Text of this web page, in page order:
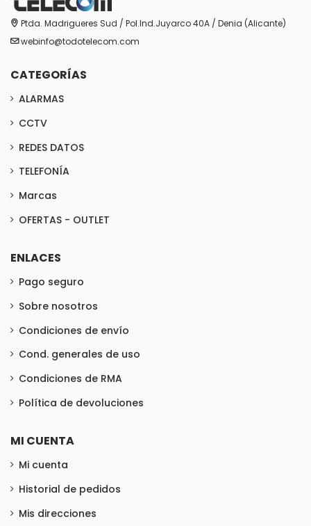
Ptda. Madrigueres Sud / Pol.Ind.Juyarco 40A / Denia (Alicante)
webinfo@todotelecom.com
CATEGORÍAS
ALARMAS
CCTV
REDES DATOS
TELEFONÍA
Marcas
OFERTAS - OUTLET
ENLACES
Pago seguro
Sobre nosotros
Condiciones de envío
Cond. generales de uso
Condiciones de RMA
Política de devoluciones
MI CUENTA
Mi cuenta
Historial de pedidos
Mis direcciones